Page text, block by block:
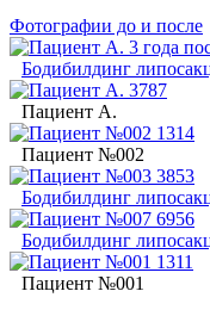
Фотографии до и после
Бодибилдинг
Пациент А.
Пациент №002
Бодибилдинг
Бодибилдинг
Пациент №001